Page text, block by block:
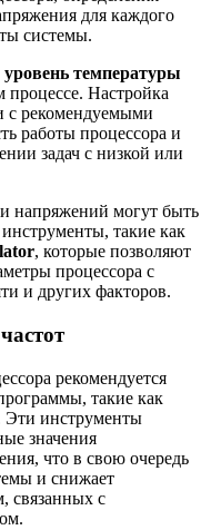
для каждого
системы.
уровень температуры
Настройка
с рекомендуемыми
работы процессора и
задач с низкой или
напряжений могут быть
такие как
, которые позволяют
процессора с
и других факторов.
рекомендуется
такие как
Эти инструменты
значения
что в свою очередь
и снижает
связанных с